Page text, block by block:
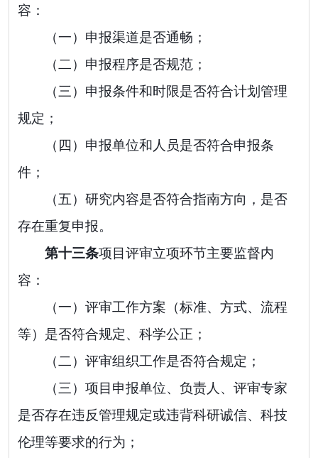
容：
（一）申报渠道是否通畅；
（二）申报程序是否规范；
（三）申报条件和时限是否符合计划管理
规定；
（四）申报单位和人员是否符合申报条
件；
（五）研究内容是否符合指南方向，是否
存在重复申报。
第十三条项目评审立项环节主要监督内
容：
（一）评审工作方案（标准、方式、流程
等）是否符合规定、科学公正；
（二）评审组织工作是否符合规定；
（三）项目申报单位、负责人、评审专家
是否存在违反管理规定或违背科研诚信、科技
伦理等要求的行为；